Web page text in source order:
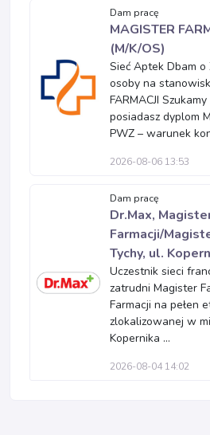
Dam pracę
MAGISTER
(M/K/OS)
Sieć Aptek Dbam
osoby na
FARMACJI
posiadasz dyplom
PWZ – warunek
2026-08-06 13:53
Dam pracę
Dr.Max,
Farmacji/
Tychy, ul.
Uczestnik sieci
zatrudni Magister
Farmacji na pełen
zlokalizowanej w
Kopernika ...
2026-08-04 14:02